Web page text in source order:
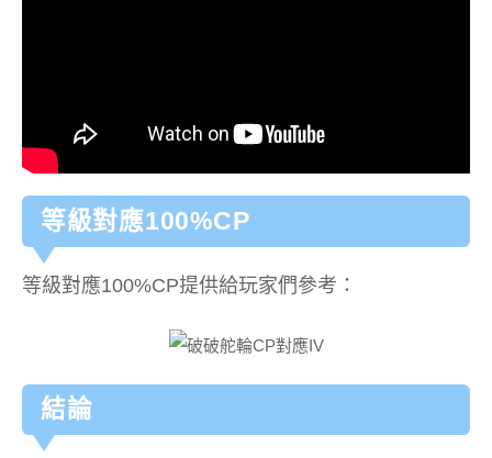
等級對應100%CP
等級對應100%CP提供給玩家們參考：
結論